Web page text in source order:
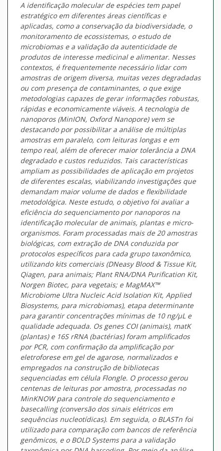
A identificação molecular de espécies tem papel
estratégico em diferentes áreas científicas e
aplicadas, como a conservação da biodiversidade, o
monitoramento de ecossistemas, o estudo de
microbiomas e a validação da autenticidade de
produtos de interesse medicinal e alimentar. Nesses
contextos, é frequentemente necessário lidar com
amostras de origem diversa, muitas vezes degradadas
ou com presença de contaminantes, o que exige
metodologias capazes de gerar informações robustas,
rápidas e economicamente viáveis. A tecnologia de
nanoporos (MinION, Oxford Nanopore) vem se
destacando por possibilitar a análise de múltiplas
amostras em paralelo, com leituras longas e em
tempo real, além de oferecer maior tolerância a DNA
degradado e custos reduzidos. Tais características
ampliam as possibilidades de aplicação em projetos
de diferentes escalas, viabilizando investigações que
demandam maior volume de dados e flexibilidade
metodológica. Neste estudo, o objetivo foi avaliar a
eficiência do sequenciamento por nanoporos na
identificação molecular de animais, plantas e micro-
organismos. Foram processadas mais de 20 amostras
biológicas, com extração de DNA conduzida por
protocolos específicos para cada grupo taxonômico,
utilizando kits comerciais (DNeasy Blood & Tissue Kit,
Qiagen, para animais; Plant RNA/DNA Purification Kit,
Norgen Biotec, para vegetais; e MagMAX™
Microbiome Ultra Nucleic Acid Isolation Kit, Applied
Biosystems, para microbiomas), etapa determinante
para garantir concentrações mínimas de 10 ng/µL e
qualidade adequada. Os genes COI (animais), matK
(plantas) e 16S rRNA (bactérias) foram amplificados
por PCR, com confirmação da amplificação por
eletroforese em gel de agarose, normalizados e
empregados na construção de bibliotecas
sequenciadas em célula Flongle. O processo gerou
centenas de leituras por amostra, processadas no
MinKNOW para controle do sequenciamento e
basecalling (conversão dos sinais elétricos em
sequências nucleotídicas). Em seguida, o BLASTn foi
utilizado para comparação com bancos de referência
genômicos, e o BOLD Systems para a validação